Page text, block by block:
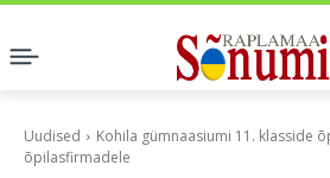
Uudised
Kohila gümnaasiumi 11. klasside
õpilasfirmadele